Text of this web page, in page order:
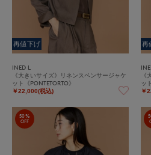
再値下げ
INED L
《大きいサイズ》リネンスペンサージャケ
ット《PONTETORTO》
￥22,000(税込)
再
ッ
￥
50%
OFF